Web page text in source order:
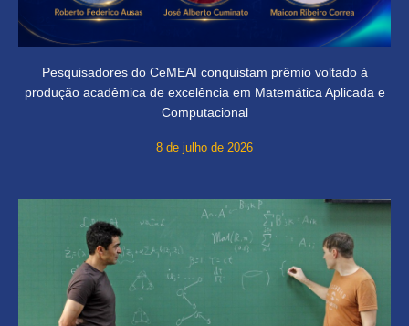
Pesquisadores do CeMEAI conquistam prêmio voltado à
produção acadêmica de excelência em Matemática Aplicada e
Computacional
8 de julho de 2026